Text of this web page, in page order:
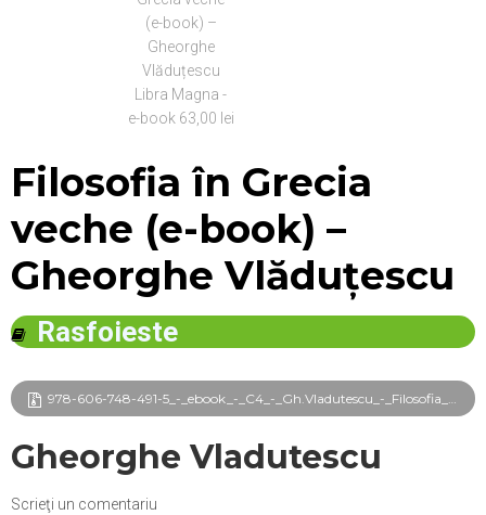
Filosofia în Grecia
veche (e-book) –
Gheorghe Vlăduțescu
Rasfoieste
978-606-748-491-5_-_ebook_-_C4_-_Gh.Vladutescu_-_Filosofia_in_Grecia_veche_frg.pdf
Gheorghe Vladutescu
Scrieţi un comentariu